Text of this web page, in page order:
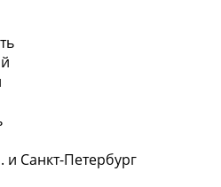
и Санкт-Петербург